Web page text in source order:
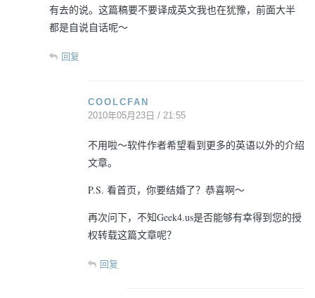
有去的说。这篇稿要不要译成英文我也在犹豫，前面大半
都是自说自话呢～
回复
COOLCFAN
2010年05月23日 / 21:55
不用啦～软件作者希望看到更多的英语以外的介绍
文章。
P.S. 看首页，你要结婚了？恭喜啊～
再次问下，不知Geek4.us是否能够有幸得到您的授
权转载这篇文章呢？
回复